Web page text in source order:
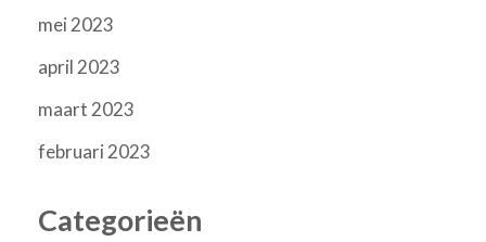
mei 2023
april 2023
maart 2023
februari 2023
Categorieën